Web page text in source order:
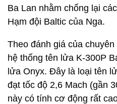
Ba Lan nhằm chống lại
Hạm đội Baltic của Nga.
Theo đánh giá của
hệ thống tên lửa K-300P
lửa Onyx. Đây là loại tên
đạt tốc độ 2,6 Mach (gần
này có tính cơ động rất